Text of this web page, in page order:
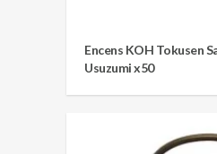
Encens KOH Tokusen
Usuzumi x50